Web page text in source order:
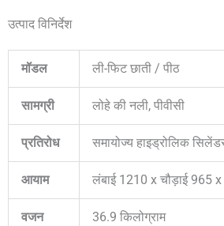
उत्पाद विनिर्देश
मॉडल ली-फिट छाती / पीठ
सामग्री लोहे की नली, पीवीसी
प्रतिरोध समायोज्य हाइड्रोलिक
आयाम लंबाई 1210 x चौड़ाई 965
वजन 36.9 किलोग्राम